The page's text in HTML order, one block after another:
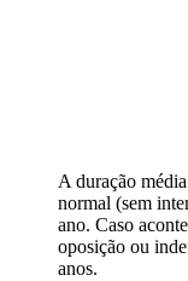
A duração
normal (sem
ano. Caso
oposição ou
anos.